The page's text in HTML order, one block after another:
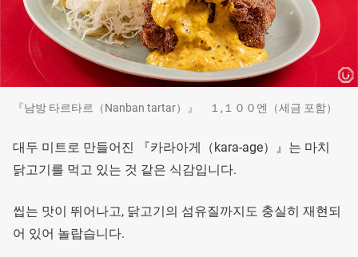
『남방 타르타르（Nanban tartar）』 １,１００엔（세금 포함）
대두 미트로 만들어진 『카라아게（kara-age）』는 마치
닭고기를 먹고 있는 것 같은 식감입니다.
씹는 맛이 뛰어나고, 닭고기의 섬유질까지도 충실히 재현되
어 있어 놀랍습니다.